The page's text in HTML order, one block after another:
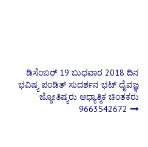
ಡಿಸೆಂಬರ್ 19 ಬುಧವಾರ 2018 ದಿನ
ಭವಿಷ್ಯ ಪಂಡಿತ್ ಸುದರ್ಶನ ಭಟ್ ದೈವಜ್ಞ
ಜ್ಯೋತಿಷ್ಯರು ಆಧ್ಯಾತ್ಮಿಕ ಚಿಂತಕರು
9663542672